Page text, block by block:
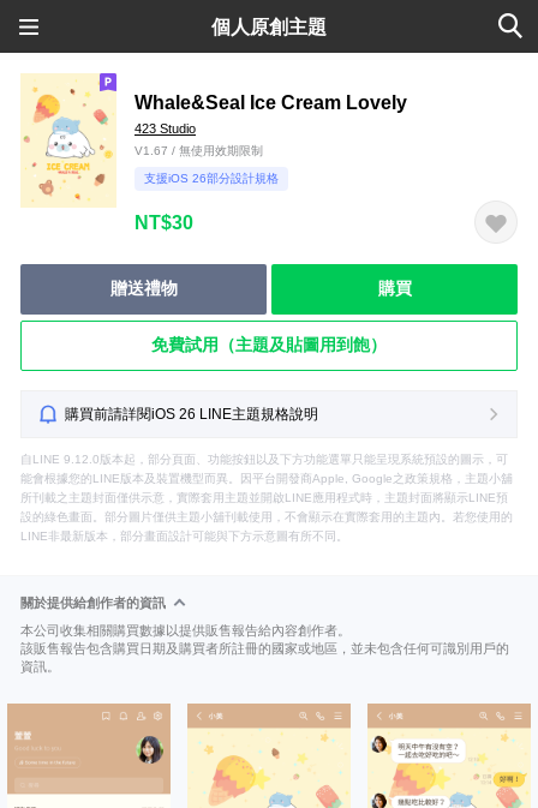
個人原創主題
Whale&Seal Ice Cream Lovely
423 Studio
V1.67 / 無使用效期限制
支援iOS 26部分設計規格
NT$30
贈送禮物 購買
免費試用（主題及貼圖用到飽）
購買前請詳閱iOS 26 LINE主題規格說明
自LINE 9.12.0版本起，部分頁面、功能按鈕以及下方功能選單只能呈現系統預設的圖示，可
能會根據您的LINE版本及裝置機型而異。因平台開發商Apple, Google之政策規格，主題小舖
所刊載之主題封面僅供示意，實際套用主題並開啟LINE應用程式時，主題封面將顯示LINE預
設的綠色畫面。部分圖片僅供主題小舖刊載使用，不會顯示在實際套用的主題內。若您使用的
LINE非最新版本，部分畫面設計可能與下方示意圖有所不同。
關於提供給創作者的資訊
本公司收集相關購買數據以提供販售報告給內容創作者。
該販售報告包含購買日期及購買者所註冊的國家或地區，並未包含任何可識別用戶的
資訊。